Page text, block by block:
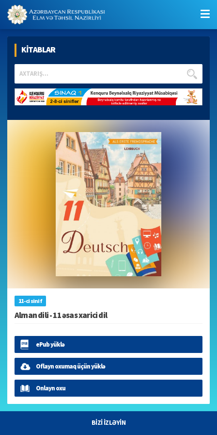
KİTABLAR
11-ci sinif
Alman dili - 11 əsas xarici dil
ePub yüklə
Oflayn oxumaq üçün yüklə
Onlayn oxu
BİZİ İZLƏYİN